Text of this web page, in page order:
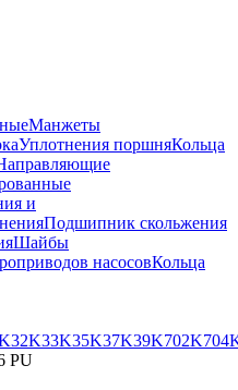
Манжеты
Уплотнения поршняКольца
и
Подшипник скольжения
Шайбы
насосовКольца
K33K35K37K39K702K704
PU